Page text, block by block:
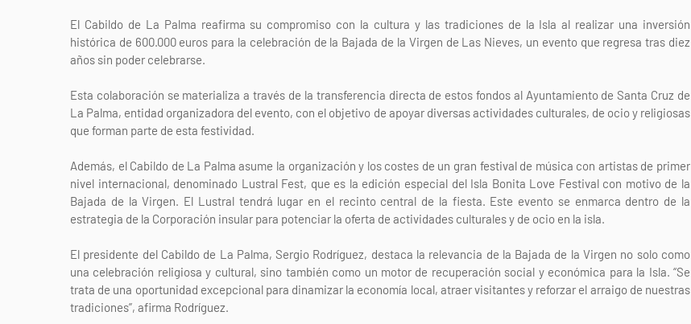
El Cabildo de La Palma reafirma su compromiso con la cultura y las tradiciones de la Isla al realizar una inversión
histórica de 600.000 euros para la celebración de la Bajada de la Virgen de Las Nieves, un evento que regresa tras diez
años sin poder celebrarse.
Esta colaboración se materializa a través de la transferencia directa de estos fondos al Ayuntamiento de Santa Cruz de
La Palma, entidad organizadora del evento, con el objetivo de apoyar diversas actividades culturales, de ocio y religiosas
que forman parte de esta festividad.
Además, el Cabildo de La Palma asume la organización y los costes de un gran festival de música con artistas de primer
nivel internacional, denominado Lustral Fest, que es la edición especial del Isla Bonita Love Festival con motivo de la
Bajada de la Virgen. El Lustral tendrá lugar en el recinto central de la fiesta. Este evento se enmarca dentro de la
estrategia de la Corporación insular para potenciar la oferta de actividades culturales y de ocio en la isla.
El presidente del Cabildo de La Palma, Sergio Rodríguez, destaca la relevancia de la Bajada de la Virgen no solo como
una celebración religiosa y cultural, sino también como un motor de recuperación social y económica para la Isla. “Se
trata de una oportunidad excepcional para dinamizar la economía local, atraer visitantes y reforzar el arraigo de nuestras
tradiciones”, afirma Rodríguez.